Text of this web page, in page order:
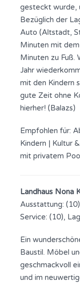
gesteckt wurde,
Bezüglich der
Auto (Altstadt,
Minuten mit
Minuten zu Fuß.
Jahr
mit den Kindern
gute Zeit ohne
hierher! (Balazs)
Empfohlen für:
Kindern | Kultur
mit privatem
Landhaus Nona
Ausstattung:
Service: (10),
Ein
Baustil. Möbel
geschmackvoll
und im